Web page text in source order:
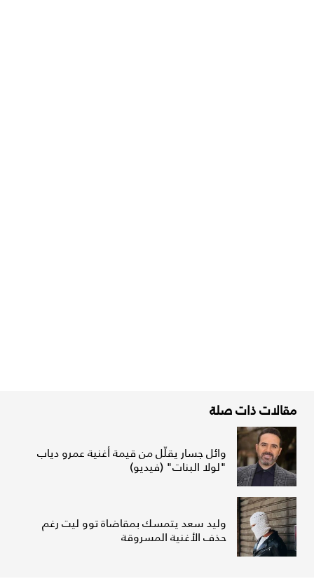
مقالات ذات صلة
وائل جسار يقلّل من قيمة أغنية عمرو دياب
"لولا البنات" (فيديو)
وليد سعد يتمسك بمقاضاة توو ليت رغم
حذف الأغنية المسروقة